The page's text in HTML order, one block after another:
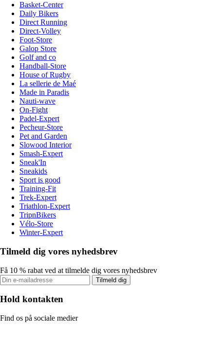
Basket-Center
Daily Bikers
Direct Running
Direct-Volley
Foot-Store
Galop Store
Golf and co
Handball-Store
House of Rugby
La sellerie de Maé
Made in Paradis
Nauti-wave
On-Fight
Padel-Expert
Pecheur-Store
Pet and Garden
Slowood Interior
Smash-Expert
Sneak'In
Sneakids
Sport is good
Training-Fit
Trek-Expert
Triathlon-Expert
TripnBikers
Vélo-Store
Winter-Expert
Tilmeld dig vores nyhedsbrev
Få 10 % rabat ved at tilmelde dig vores nyhedsbrev
Tilmeld dig
Hold kontakten
Find os på sociale medier